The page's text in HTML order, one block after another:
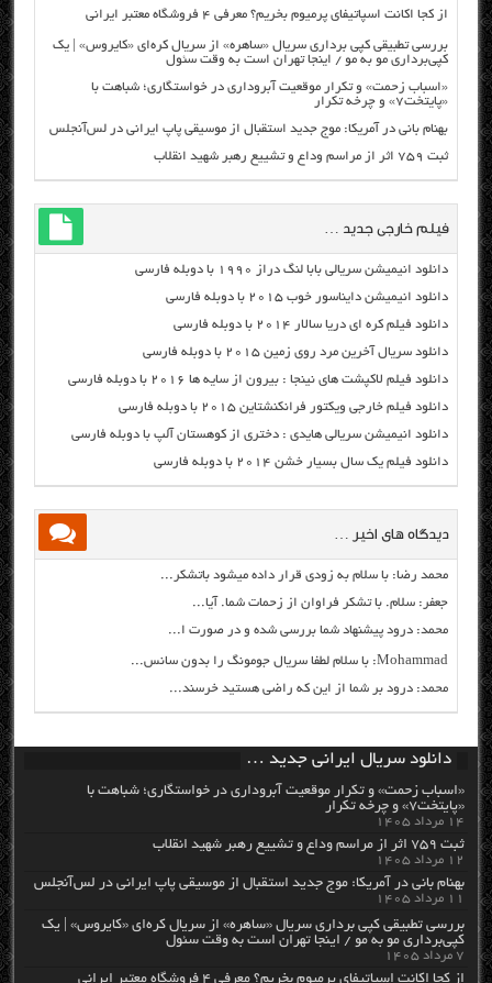
از کجا اکانت اسپاتیفای پرمیوم بخریم؟ معرفی ۴ فروشگاه معتبر ایرانی
بررسی تطبیقی کپی برداری سریال «ساهره» از سریال کره‌ای «کایروس» | یک
کپی‌برداری مو به مو / اینجا تهران است به وقت سئول
«اسباب زحمت» و تکرار موقعیت آبروداری در خواستگاری؛ شباهت با
«پایتخت۷» و چرخه تکرار
بهنام بانی در آمریکا: موج جدید استقبال از موسیقی پاپ ایرانی در لس‌آنجلس
ثبت ۷۵۹ اثر از مراسم وداع و تشییع رهبر شهید انقلاب
فیلم خارجی جدید …
دانلود انیمیشن سریالی بابا لنگ دراز ۱۹۹۰ با دوبله فارسی
دانلود انیمیشن دایناسور خوب ۲۰۱۵ با دوبله فارسی
دانلود فیلم کره ای دریا سالار ۲۰۱۴ با دوبله فارسی
دانلود سریال آخرین مرد روی زمین ۲۰۱۵ با دوبله فارسی
دانلود فیلم لاکپشت های نینجا : بیرون از سایه ها ۲۰۱۶ با دوبله فارسی
دانلود فیلم خارجی ویکتور فرانکنشتاین ۲۰۱۵ با دوبله فارسی
دانلود انیمیشن سریالی هایدی : دختری از کوهستان آلپ با دوبله فارسی
دانلود فیلم یک سال بسیار خشن ۲۰۱۴ با دوبله فارسی
دیدگاه های اخیر …
محمد رضا: با سلام به زودی قرار داده میشود باتشکر...
جعفر: سلام. با تشکر فراوان از زحمات شما. آیا...
محمد: درود پیشنهاد شما بررسی شده و در صورت ا...
Mohammad: با سلام لطفا سریال جومونگ را بدون سانس...
محمد: درود بر شما از این که راضی هستید خرسند...
دانلود سریال ایرانی جدید …
«اسباب زحمت» و تکرار موقعیت آبروداری در خواستگاری؛ شباهت با
«پایتخت۷» و چرخه تکرار
۱۴ مرداد ۱۴۰۵
ثبت ۷۵۹ اثر از مراسم وداع و تشییع رهبر شهید انقلاب
۱۲ مرداد ۱۴۰۵
بهنام بانی در آمریکا: موج جدید استقبال از موسیقی پاپ ایرانی در لس‌آنجلس
۱۱ مرداد ۱۴۰۵
بررسی تطبیقی کپی برداری سریال «ساهره» از سریال کره‌ای «کایروس» | یک
کپی‌برداری مو به مو / اینجا تهران است به وقت سئول
۷ مرداد ۱۴۰۵
از کجا اکانت اسپاتیفای پرمیوم بخریم؟ معرفی ۴ فروشگاه معتبر ایرانی